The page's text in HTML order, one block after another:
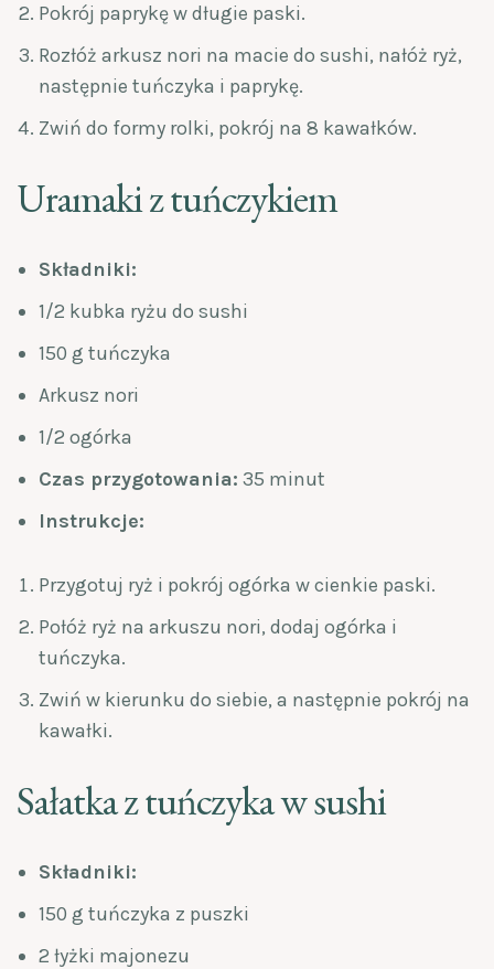
Pokrój paprykę w długie paski.
Rozłóż arkusz nori na macie do sushi, nałóż ryż,
następnie tuńczyka i paprykę.
Zwiń do formy rolki, pokrój na 8 kawałków.
Uramaki z tuńczykiem
Składniki:
1/2 kubka ryżu do sushi
150 g tuńczyka
Arkusz nori
1/2 ogórka
Czas przygotowania: 35 minut
Instrukcje:
Przygotuj ryż i pokrój ogórka w cienkie paski.
Połóż ryż na arkuszu nori, dodaj ogórka i
tuńczyka.
Zwiń w kierunku do siebie, a następnie pokrój na
kawałki.
Sałatka z tuńczyka w sushi
Składniki:
150 g tuńczyka z puszki
2 łyżki majonezu